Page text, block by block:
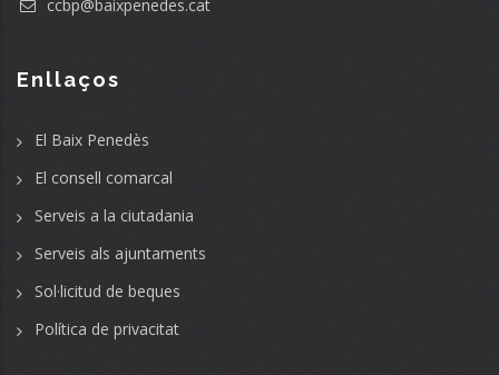
ccbp@baixpenedes.cat
Enllaços
El Baix Penedès
El consell comarcal
Serveis a la ciutadania
Serveis als ajuntaments
Sol·licitud de beques
Política de privacitat